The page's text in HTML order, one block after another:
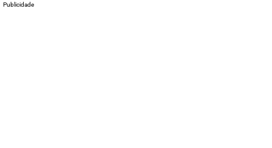
Publicidade